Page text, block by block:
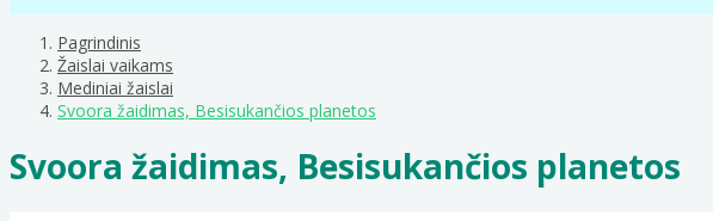
Pagrindinis
Žaislai vaikams
Mediniai žaislai
Svoora žaidimas, Besisukančios planetos
Svoora žaidimas, Besisukančios planetos